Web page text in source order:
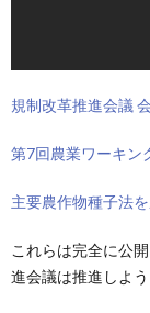
規制改革推進会議
第7回農業ワーキン
主要農作物種子法
これらは完全に公
進会議は推進しよう